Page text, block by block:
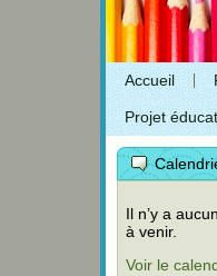
Accueil
Projet
Il n’y a
à venir.
Voir le